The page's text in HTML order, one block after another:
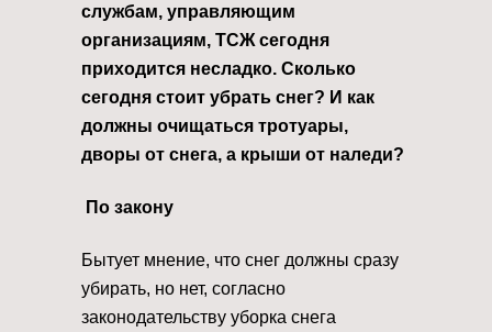
службам, управляющим
организациям, ТСЖ сегодня
приходится несладко. Сколько
сегодня стоит убрать снег? И как
должны очищаться тротуары,
дворы от снега, а крыши от наледи?
По закону
Бытует мнение, что снег должны сразу
убирать, но нет, согласно
законодательству уборка снега